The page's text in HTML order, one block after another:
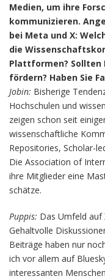
Medien, um ihre
kommunizieren.
bei Meta und X:
die
Plattformen? Sollten
fördern? Haben Sie
Jobin: Bisherige
Hochschulen und
zeigen schon seit
wissenschaftliche
Repositories, Scholar-
Die Association of
ihre Mitglieder eine
schätze.
Puppis: Das Umfeld auf
Gehaltvolle
Beiträge haben nur
ich vor allem auf
interessanten